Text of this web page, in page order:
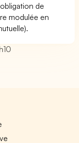
de
modulée en